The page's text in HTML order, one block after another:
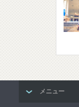
メニュー